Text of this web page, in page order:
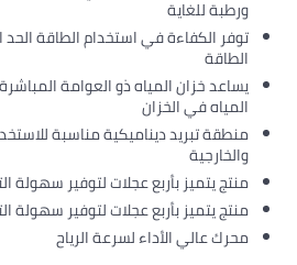
الطاقة الحد الأدنى من استهلاك
ذو العوامة المباشرة على معرفة مستوى
مناسبة للاستخدام في الأماكن الداخلية
لتوفير سهولة التحريك
لتوفير سهولة التحريك
الرياح